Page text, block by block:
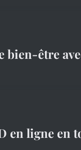
bien-être
en ligne en